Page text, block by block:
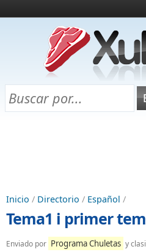
¿Qué es esto?
Directorio
Chuletas para exámenes
Inicio / Directorio / Español /
Tema1 i primer
Enviado por Programa Chuletas y